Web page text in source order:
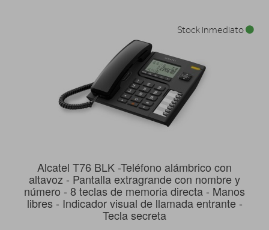
Alcatel T76 BLK -Teléfono alámbrico con
altavoz - Pantalla extragrande con nombre y
número - 8 teclas de memoria directa - Manos
libres - Indicador visual de llamada entrante -
Tecla secreta
Stock inmediato